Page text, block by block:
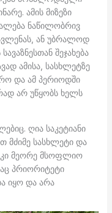
ამის მიზეზი
ნაწილობრივ
ან უბრალოდ
შეჯახება
ამისა, სასხლეტზე
და ამ პერიოდში
არ უწყობს ხელს
ღია საკეტიანი
მძიმე სასხლეტი და
კი მეორე მსოფლიო
პრიორიტეტი
იყო და არა